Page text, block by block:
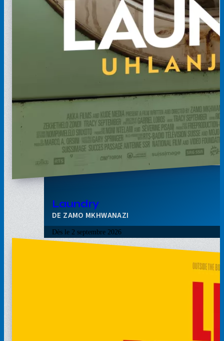
Laundry
ZAMO MKHWANAZI
Dès le 2 septembre 2026